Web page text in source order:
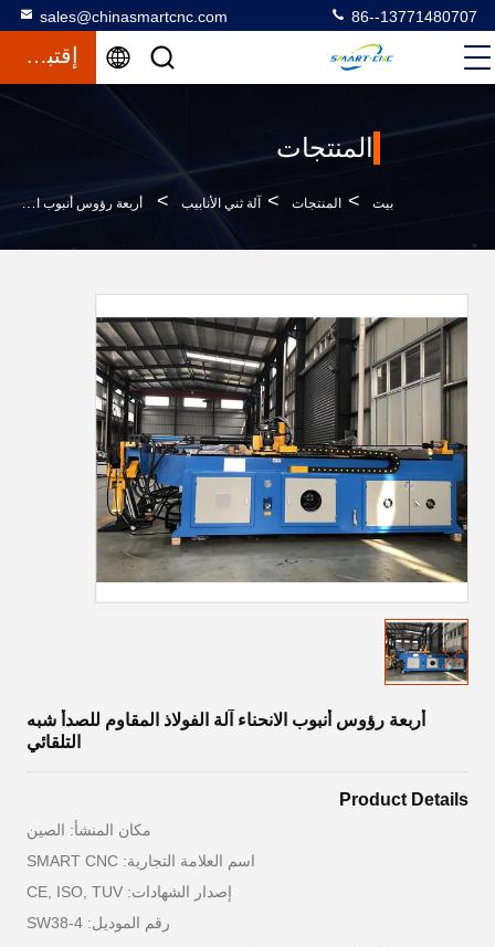
sales@chinasmartcnc.com 86--13771480707
إقتباس
المنتجات
بيت > المنتجات > آلة ثني الأنابيب > أربعة رؤوس أنبوب الانحناء آلة الفولاذ المقاوم للصدأ شبه التلقائي
أربعة رؤوس أنبوب الانحناء آلة الفولاذ المقاوم للصدأ شبه
التلقائي
Product Details
مكان المنشأ: الصين
اسم العلامة التجارية: SMART CNC
إصدار الشهادات: CE, ISO, TUV
رقم الموديل: SW38-4